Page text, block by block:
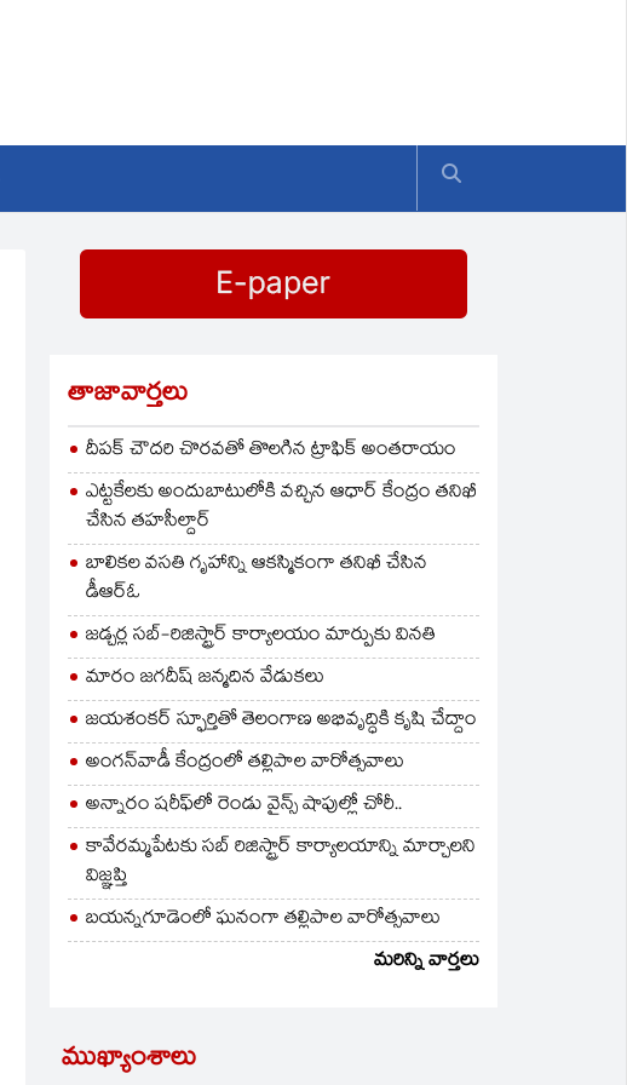
తాజావార్తలు
దీపక్ చౌదరి చొరవతో తొలగిన ట్రాఫిక్‌ అంతరాయం
ఎట్టకేలకు అందుబాటులోకి వచ్చిన ఆధార్ కేంద్రం తనిఖీ
చేసిన తహసీల్దార్
బాలికల వసతి గృహాన్ని ఆకస్మికంగా తనిఖీ చేసిన
డీఆర్ఓ
జడ్చర్ల సబ్-రిజిస్ట్రార్ కార్యాలయం మార్పుకు వినతి
మారం జగదీష్ జన్మదిన వేడుకలు
జయశంకర్ స్ఫూర్తితో తెలంగాణ అభివృద్ధికి కృషి చేద్దాం
అంగన్‌వాడీ కేంద్రంలో తల్లిపాల వారోత్సవాలు
అన్నారం షరీఫ్‌లో రెండు వైన్స్ షాపుల్లో చోరీ..
కావేరమ్మపేటకు సబ్ రిజిస్ట్రార్ కార్యాలయాన్ని మార్చాలని
విజ్ఞప్తి
బయన్నగూడెంలో ఘనంగా తల్లిపాల వారోత్సవాలు
మరిన్ని వార్తలు
ముఖ్యాంశాలు